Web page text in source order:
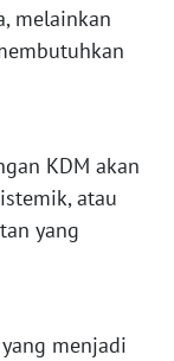
melainkan
KDM akan
atau
yang
menjadi